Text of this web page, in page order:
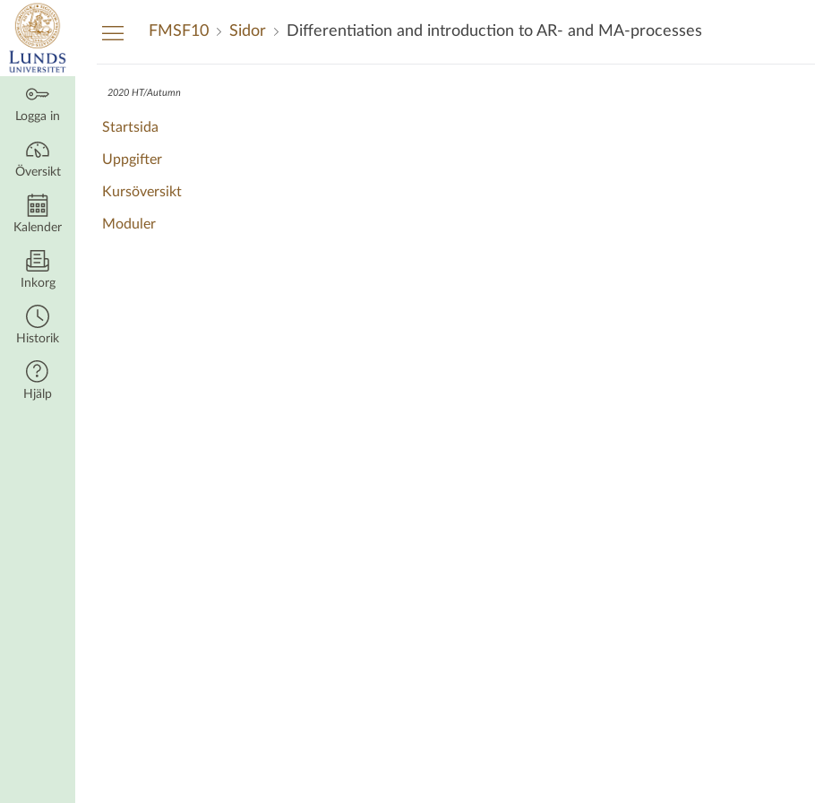
Översikt
Logga in
Översikt
Kalender
Inkorg
Historik
Hjälp
FMSF10 Sidor Differentiation and introduction to AR- and MA-processes
2020 HT/Autumn
Startsida
Uppgifter
Kursöversikt
Moduler